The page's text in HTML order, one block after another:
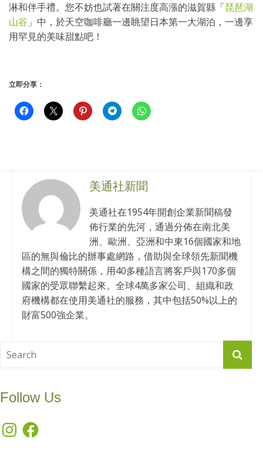
淋和伴手禮。您不妨也試著在關注度高漲的滋賀縣「琵琶湖
山谷 」中，於天空咖啡廳一邊眺望日本第一大湖泊，一邊享
用罕見的美味甜點吧！
立即分享：
美通社新聞
美通社在1954年開創企業新聞稿發
佈行業的先河，通過分佈在南北美
洲、歐洲、亞洲和中東16個國家和地
區的無與倫比的辦事處網路，借助與全球領先新聞機
構之間的獨特關係，用40多種語言將客戶與170多個
國家的受眾聯繫起來。全球4萬多家公司、組織和政
府機構都在使用美通社的服務，其中包括50%以上的
財富500強企業。
Follow Us
InstagramFacebook